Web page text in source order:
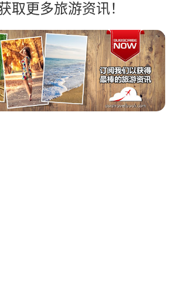
取更多旅游资讯！